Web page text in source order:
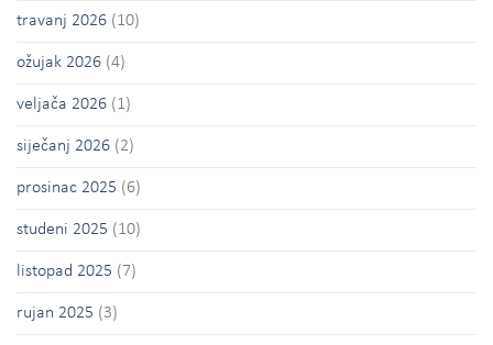
travanj 2026 (10)
ožujak 2026 (4)
veljača 2026 (1)
siječanj 2026 (2)
prosinac 2025 (6)
studeni 2025 (10)
listopad 2025 (7)
rujan 2025 (3)